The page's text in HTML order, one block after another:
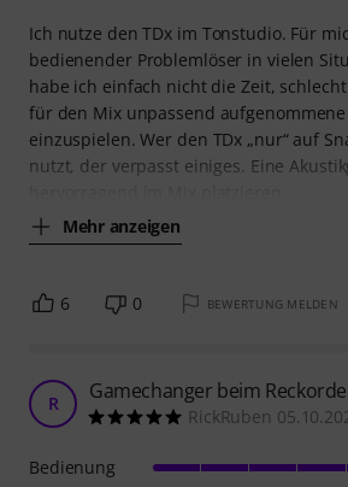
Ich nutze den TDx im Tonstudio. Für
bedienender Problemlöser in vielen
habe ich einfach nicht die Zeit,
für den Mix unpassend
einzuspielen. Wer den TDx „nur“ auf
nutzt, der verpasst einiges. Eine
Mehr anzeigen
6 0 BEWERTUNG MELDEN
R Gamechanger beim
RickRuben
Bedienung